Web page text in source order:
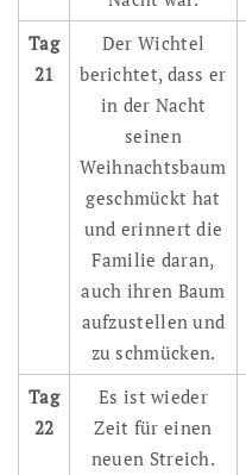
Tag
21
Der Wichtel
berichtet, dass er
in der Nacht
seinen
Weihnachtsbaum
geschmückt hat
und erinnert die
Familie daran,
auch ihren Baum
aufzustellen und
zu schmücken.
Tag
22
Es ist wieder
Zeit für einen
neuen Streich.